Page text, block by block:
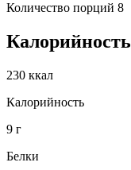
Количество порций 8
Калорийность
230 ккал
Калорийность
9 г
Белки